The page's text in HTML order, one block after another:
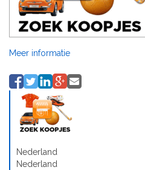
Meer informatie
Nederland
Nederland